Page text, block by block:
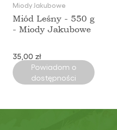
Miody Jakubowe
Miód Leśny - 550 g
- Miody Jakubowe
35,00 zł
Powiadom o
dostępności